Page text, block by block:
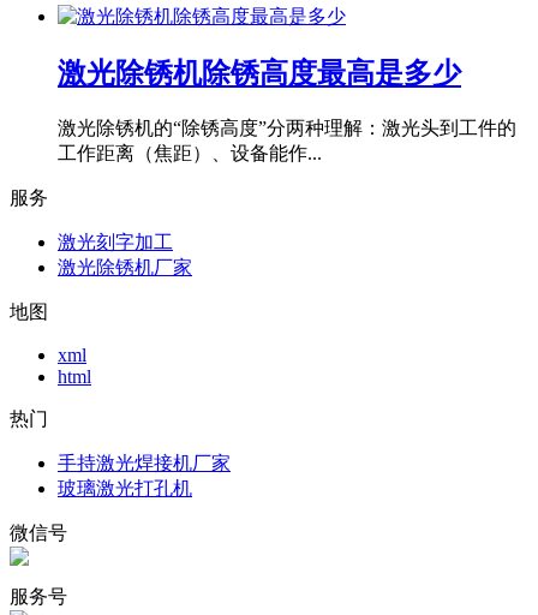
激光除锈机除锈高度最高是多少
激光除锈机的“除锈高度”分两种理解：激光头到工件的
工作距离（焦距）、设备能作...
服务
激光刻字加工
激光除锈机厂家
地图
xml
html
热门
手持激光焊接机厂家
玻璃激光打孔机
微信号
服务号